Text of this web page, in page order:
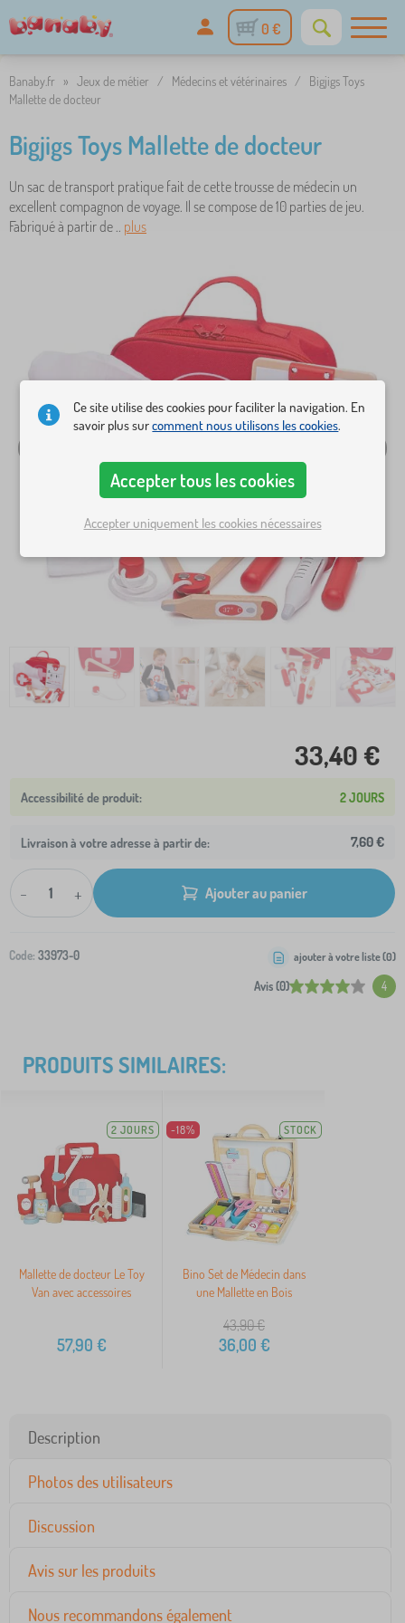
0 €
Banaby.fr » Jeux de métier / Médecins et vétérinaires /
Bigjigs Toys
Mallette de docteur
Bigjigs Toys Mallette de docteur
Un sac de transport pratique fait de cette trousse de médecin un
excellent compagnon de voyage. Il se compose de 10 parties de jeu.
Fabriqué à partir de .. plus
33,40 €
2 JOURS
Livraison à votre adresse à partir de: 7,60 €
- + Ajouter au panier
Code: 33973-0
Avis (0) 4
ajouter à votre liste (0)
PRODUITS SIMILAIRES:
2 JOURS
Mallette de docteur Le Toy
Van avec accessoires
57,90 €
-18% STOCK
Bino Set de Médecin dans
une Mallette en Bois
43,90€
36,00 €
Description
Photos des utilisateurs
Discussion
Avis sur les produits
Nous recommandons également
Ce site utilise des cookies pour faciliter la navigation. En
savoir plus surcomment nous utilisons les cookies.
Accepter tous les cookies
Accepter uniquement les cookies nécessaires